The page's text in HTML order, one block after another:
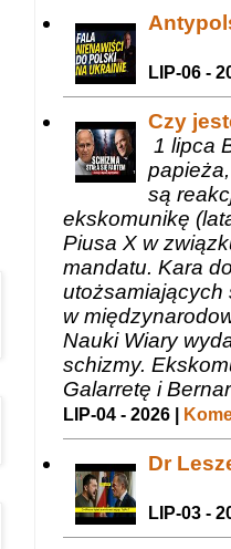
LIP-06 -
Czy
1 lipca
są
ekskomunikę
Piusa X w
mandatu. Kara
utożsamiających
w
Nauki Wiary
schizmy.
Galarretę i
LIP-04 - 2026 |
Dr
LIP-03 -